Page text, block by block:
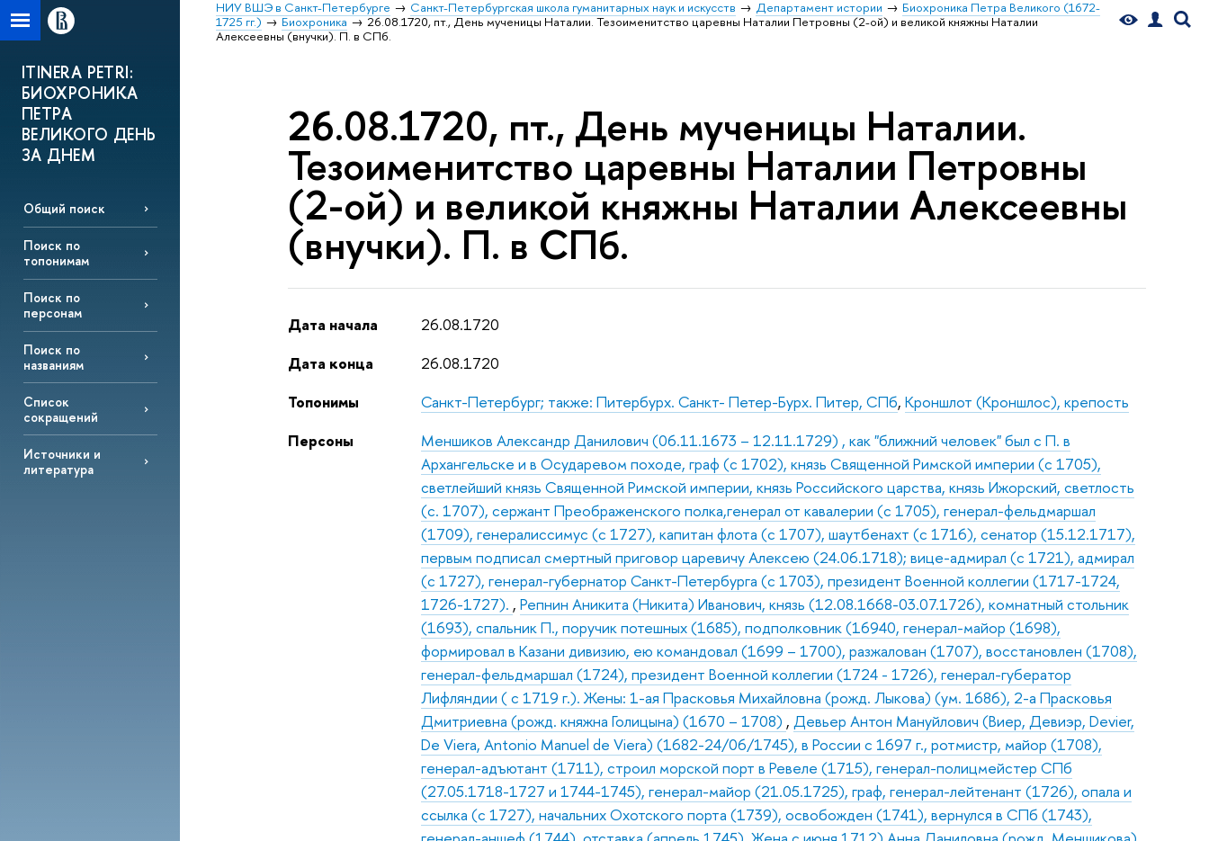
НИУ ВШЭ в Санкт-Петербурге Санкт-Петербургская школа гуманитарных наук и искусств Департамент истории
Биохроника Петра Великого (1672-
1725 гг.)
Биохроника
26.08.1720, пт., День мученицы Наталии. Тезоименитство царевны Наталии Петровны (2-ой) и великой княжны Наталии
Алексеевны (внучки). П. в СПб.
ITINERA PETRI:
БИОХРОНИКА
ПЕТРА
ВЕЛИКОГО ДЕНЬ
ЗА ДНЕМ
Общий поиск
Поиск по
топонимам
Поиск по
персонам
Поиск по
названиям
Список
сокращений
Источники и
литература
26.08.1720, пт., День мученицы Наталии.
Тезоименитство царевны Наталии Петровны
(2-ой) и великой княжны Наталии Алексеевны
(внучки). П. в СПб.
Дата начала
26.08.1720
Дата конца
26.08.1720
Топонимы
Санкт-Петербург; также: Питербурх. Санкт- Петер-Бурх. Питер, СПб,Кроншлот (Кроншлос), крепость
Персоны
Меншиков Александр Данилович (06.11.1673 – 12.11.1729) , как "ближний человек" был с П. в
Архангельске и в Осударевом походе, граф (с 1702), князь Священной Римской империи (с 1705),
светлейший князь Священной Римской империи, князь Российского царства, князь Ижорский, светлость
(с. 1707), сержант Преображенского полка,генерал от кавалерии (с 1705), генерал-фельдмаршал
(1709), генералиссимус (с 1727), капитан флота (с 1707), шаутбенахт (с 1716), сенатор (15.12.1717),
первым подписал смертный приговор царевичу Алексею (24.06.1718); вице-адмирал (с 1721), адмирал
(с 1727), генерал-губернатор Санкт-Петербурга (с 1703), президент Военной коллегии (1717-1724,
1726-1727). ,Репнин Аникита (Никита) Иванович, князь (12.08.1668-03.07.1726), комнатный стольник
(1693), спальник П., поручик потешных (1685), подполковник (16940, генерал-майор (1698),
формировал в Казани дивизию, ею командовал (1699 – 1700), разжалован (1707), восстановлен (1708),
генерал-фельдмаршал (1724), президент Военной коллегии (1724 - 1726), генерал-губератор
Лифляндии ( с 1719 г.). Жены: 1-ая Прасковья Михайловна (рожд. Лыкова) (ум. 1686), 2-а Прасковья
Дмитриевна (рожд. княжна Голицына) (1670 – 1708) ,Девьер Антон Мануйлович (Виер, Девиэр, Devier,
De Viera, Antonio Manuel de Viera) (1682-24/06/1745), в России с 1697 г., ротмистр, майор (1708),
генерал-адъютант (1711), строил морской порт в Ревеле (1715), генерал-полицмейстер СПб
(27.05.1718-1727 и 1744-1745), генерал-майор (21.05.1725), граф, генерал-лейтенант (1726), опала и
ссылка (с 1727), начальних Охотского порта (1739), освобожден (1741), вернулся в СПб (1743),